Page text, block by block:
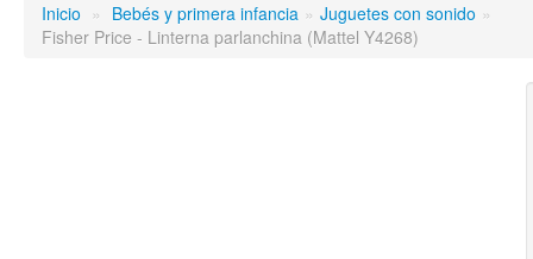
Inicio » Bebés y primera infancia » Juguetes con sonido »
Fisher Price - Linterna parlanchina (Mattel Y4268)